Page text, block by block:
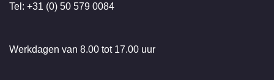
Tel: +31 (0) 50 579 0084
Werkdagen van 8.00 tot 17.00 uur